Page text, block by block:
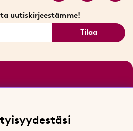
uutiskirjeestämme!
Tilaa